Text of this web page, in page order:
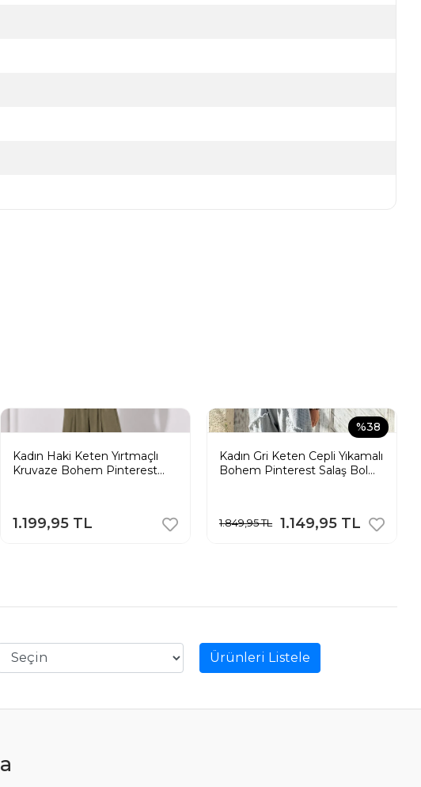
Kadın Haki Keten Yırtmaçlı
Kruvaze Bohem Pinterest
1.199,95 TL
%38
Kadın Gri Keten Cepli Yıkamalı
Bohem Pinterest Salaş Bol
1.849,95 TL 1.149,95 TL
Ürünleri Listele